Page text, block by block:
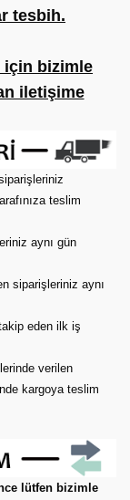
tesbih.
için bizimle
iletişime
teslim
aynı gün
siparişleriniz aynı
eden ilk iş
verilen
kargoya teslim
lütfen bizimle